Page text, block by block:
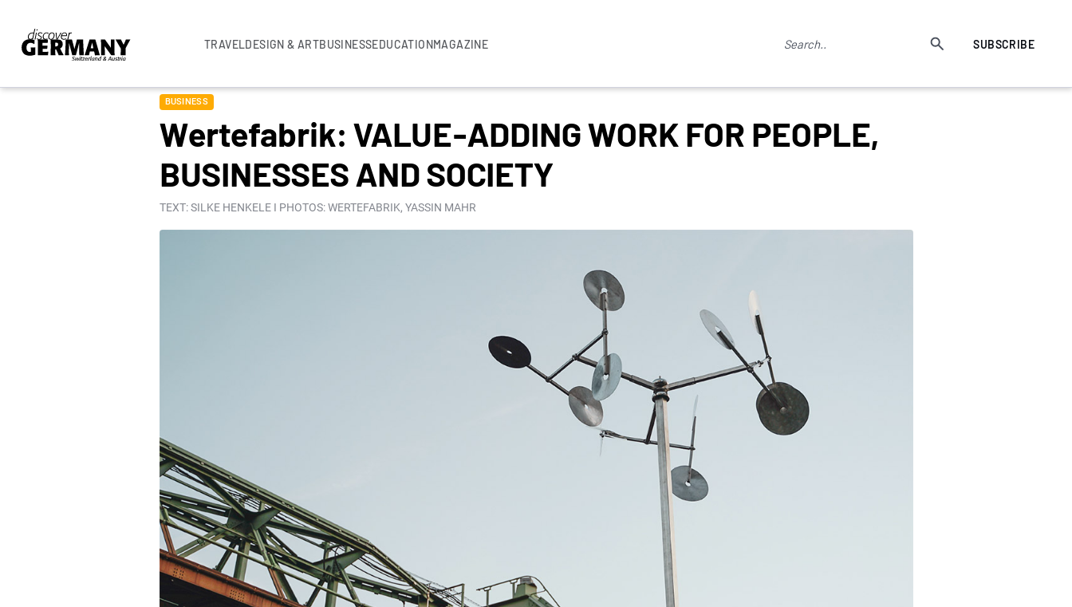
TRAVELDESIGN & ARTBUSINESSEDUCATIONMAGAZINE SUBSCRIBE
BUSINESS
Wertefabrik: VALUE-ADDING WORK FOR PEOPLE,
BUSINESSES AND SOCIETY
TEXT: SILKE HENKELE I PHOTOS: WERTEFABRIK, YASSIN MAHR